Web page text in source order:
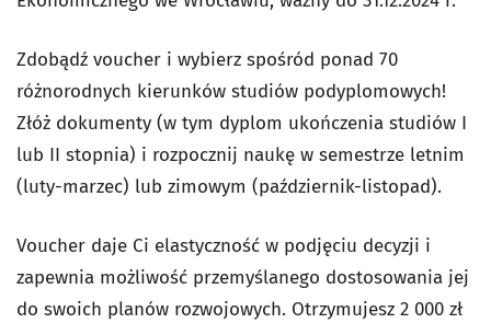
Zdobądź voucher i wybierz spośród ponad 70
różnorodnych kierunków studiów podyplomowych!
Złóż dokumenty (w tym dyplom ukończenia studiów I
lub II stopnia) i rozpocznij naukę w semestrze letnim
(luty-marzec) lub zimowym (październik-listopad).
Voucher daje Ci elastyczność w podjęciu decyzji i
zapewnia możliwość przemyślanego dostosowania jej
do swoich planów rozwojowych. Otrzymujesz 2 000 zł